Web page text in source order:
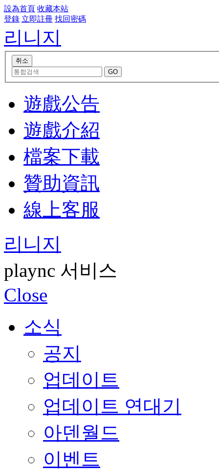
設為首頁 收藏本站
登錄 立即註冊 找回密碼
리니지
遊戲公告
遊戲介紹
檔案下載
贊助資訊
線上客服
리니지
plaync 서비스
Close
소식
공지
업데이트
업데이트 연대기
아덴월드
이벤트